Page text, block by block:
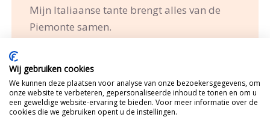
Mijn Italiaanse tante brengt alles van de
Piemonte samen.
Idee bespreken?
Wij gebruiken cookies
We kunnen deze plaatsen voor analyse van onze bezoekersgegevens, om
onze website te verbeteren, gepersonaliseerde inhoud te tonen en om u
een geweldige website-ervaring te bieden. Voor meer informatie over de
cookies die we gebruiken opent u de instellingen.